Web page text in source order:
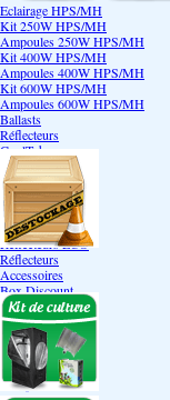
Eclairage HPS/MH
Kit 250W HPS/MH
Ampoules 250W HPS/MH
Kit 400W HPS/MH
Ampoules 400W HPS/MH
Kit 600W HPS/MH
Ampoules 600W HPS/MH
Ballasts
Réflecteurs
CoolTube
Accessoires
Eclairages LEDs
Eclairages ECO
Kits ECO
Ampoules ECO
Réflecteurs ECO
Réflecteurs
Accessoires
Box Discount
Box par marque
Hortibox
Homebox
Dark Room II
GrowLab
Box par taille